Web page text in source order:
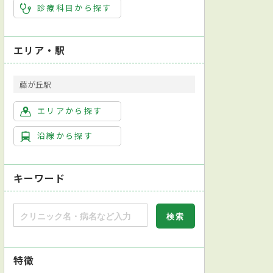
診療科目から探す
エリア・駅
藤が丘駅
エリアから探す
沿線から探す
キーワード
特徴